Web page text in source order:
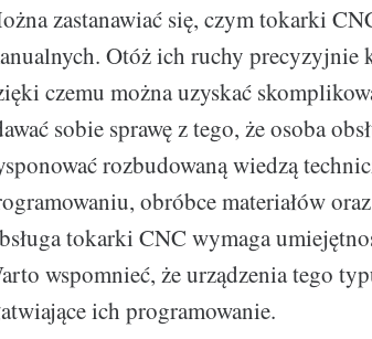
zastanawiać się, czym tokarki
Otóż ich ruchy precyzyjnie
czemu można uzyskać
sobie sprawę z tego, że osoba
rozbudowaną wiedzą
obróbce materiałów
tokarki CNC wymaga
wspomnieć, że urządzenia tego
ich programowanie.